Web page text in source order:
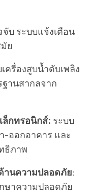
จับ ระบบแจ้งเตือน
ย
ครื่องสูบน้ำดับเพลิง
านสากลจาก
ล็กทรอนิกส์: ระบบ
-ออกอาคาร และ
ธิภาพ
านความปลอดภัย:
ษาความปลอดภัย